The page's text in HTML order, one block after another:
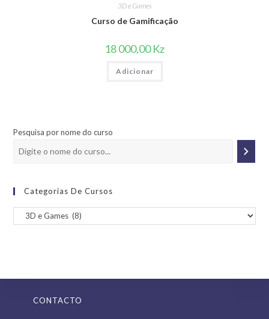
3D e Games
Curso de Gamificação
18 000,00Kz
Adicionar
Pesquisa por nome do curso
Categorias De Cursos
CONTACTO